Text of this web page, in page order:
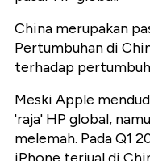
China merupakan
Pertumbuhan di
terhadap
Meski Apple
'raja' HP global,
melemah. Pada Q1